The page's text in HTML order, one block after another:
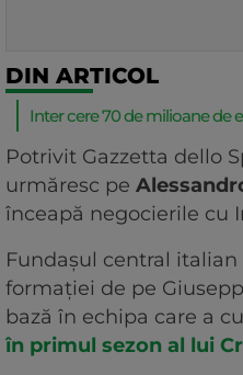
DIN ARTICOL
Inter cere 70 de milioane de
Potrivit Gazzetta dello
urmăresc pe
înceapă negocierile cu
Fundașul central
formației de pe
bază în echipa care a
în primul sezon al lui